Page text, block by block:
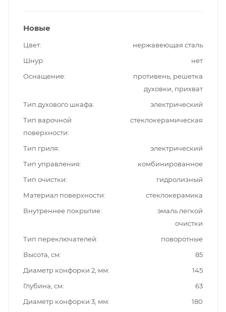
Новые
Цвет
нержавеющая сталь
Шнур
нет
Оснащение
противень, решетка
духовки, прихват
Тип духового шкафа
электрический
Тип варочной
поверхности
стеклокерамическая
Тип гриля
электрический
Тип управления
комбинированное
Тип очистки
гидролизный
Материал поверхности
стеклокерамика
Внутреннее покрытие
эмаль легкой
очистки
Тип переключателей
поворотные
Высота, см
85
Диаметр конфорки 2, мм
145
Глубина, см
63
Диаметр конфорки 3, мм
180